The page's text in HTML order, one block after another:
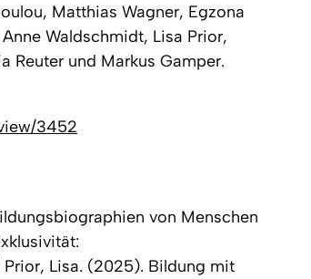
Matthias Wagner, Egzona
Waldschmidt, Lisa Prior,
Reuter und Markus Gamper.
3452
von Menschen
Lisa. (2025). Bildung mit